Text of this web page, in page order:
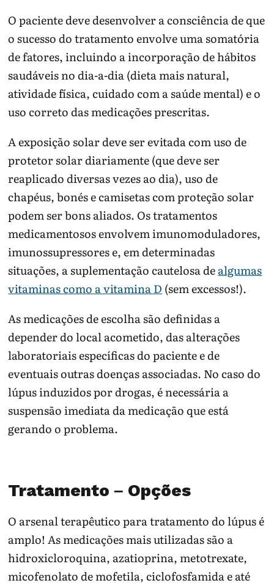
O paciente deve desenvolver a consciência de que
o sucesso do tratamento envolve uma somatória
de fatores, incluindo a incorporação de hábitos
saudáveis no dia-a-dia (dieta mais natural,
atividade física, cuidado com a saúde mental) e o
uso correto das medicações prescritas.
A exposição solar deve ser evitada com uso de
protetor solar diariamente (que deve ser
reaplicado diversas vezes ao dia), uso de
chapéus, bonés e camisetas com proteção solar
podem ser bons aliados. Os tratamentos
medicamentosos envolvem imunomoduladores,
imunossupressores e, em determinadas
situações, a suplementação cautelosa dealgumas
vitaminas como a vitamina D (sem excessos!).
As medicações de escolha são definidas a
depender do local acometido, das alterações
laboratoriais específicas do paciente e de
eventuais outras doenças associadas. No caso do
lúpus induzidos por drogas, é necessária a
suspensão imediata da medicação que está
gerando o problema.
Tratamento – Opções
O arsenal terapêutico para tratamento do lúpus é
amplo! As medicações mais utilizadas são a
hidroxicloroquina, azatioprina, metotrexate,
micofenolato de mofetila, ciclofosfamida e até